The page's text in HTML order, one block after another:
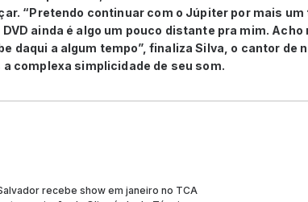
“Pretendo continuar com o Júpiter por mais um
ainda é algo um pouco distante pra mim.
daqui a algum tempo”, finaliza Silva, o cantor de
complexa simplicidade de seu som.
recebe show em janeiro no TCA